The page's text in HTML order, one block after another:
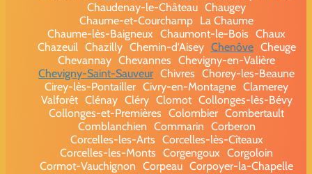
Chaudenay-le-Château Chaugey
Chaume-et-Courchamp La Chaume
Chaume-lès-Baigneux Chaumont-le-Bois Chaux
Chazeuil Chazilly Chemin-d'Aisey Chenôve Cheuge
Chevannay Chevannes Chevigny-en-Valière
Chevigny-Saint-Sauveur Chivres Chorey-les-Beaune
Cirey-lès-Pontailler Civry-en-Montagne Clamerey
Valforêt Clénay Cléry Clomot Collonges-lès-Bévy
Collonges-et-Premières Colombier Combertault
Comblanchien Commarin Corberon
Corcelles-les-Arts Corcelles-lès-Cîteaux
Corcelles-les-Monts Corgengoux Corgoloin
Cormot-Vauchignon Corpeau Corpoyer-la-Chapelle